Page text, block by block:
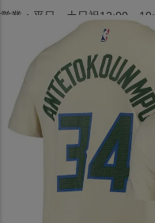
営業：平日・土日祝12:00～
大阪府大阪市中央区西心斎橋1
TEL:06-4708-3300
MAP